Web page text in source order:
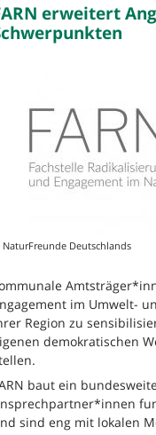
erweitert
Deutschlands
im Umwelt-
Region zu
demokratischen
baut ein
sind eng mit lokalen